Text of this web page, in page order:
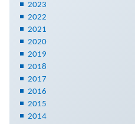
2023
2022
2021
2020
2019
2018
2017
2016
2015
2014